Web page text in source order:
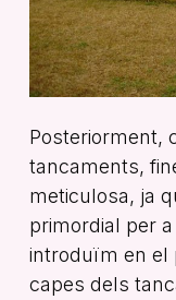
Posteriorment,
tancaments,
meticulosa, ja
primordial per
introduïm en el
capes dels